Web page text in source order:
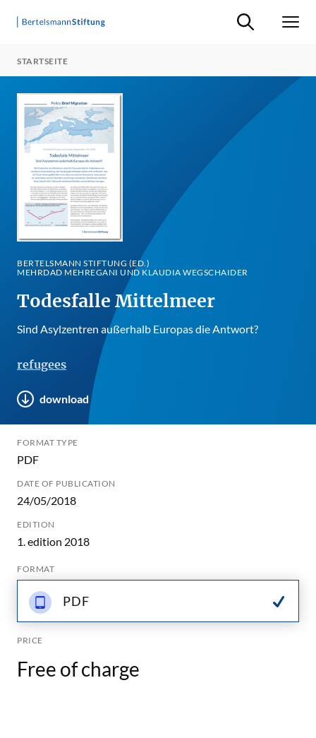
Suche ein-/
STARTSEITE
BERTELSMANN STIFTUNG (ED.)
MEHRDAD MEHREGANI UND KLAUDIA WEGSCHAIDER
Todesfalle Mittelmeer
Sind Asylzentren außerhalb Europas die Antwort?
refugees
download
FORMAT TYPE
PDF
DATE OF PUBLICATION
24/05/2018
EDITION
1. edition 2018
FORMAT
PDF
PRICE
Free of charge